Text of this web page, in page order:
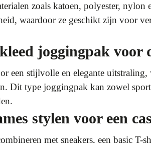
zoals katoen, polyester, nylon
waardoor ze geschikt zijn voor
joggingpak voor
een stijlvolle en elegante uitstraling,
Dit type joggingpak kan zowel
stylen voor een
met sneakers, een basic T-